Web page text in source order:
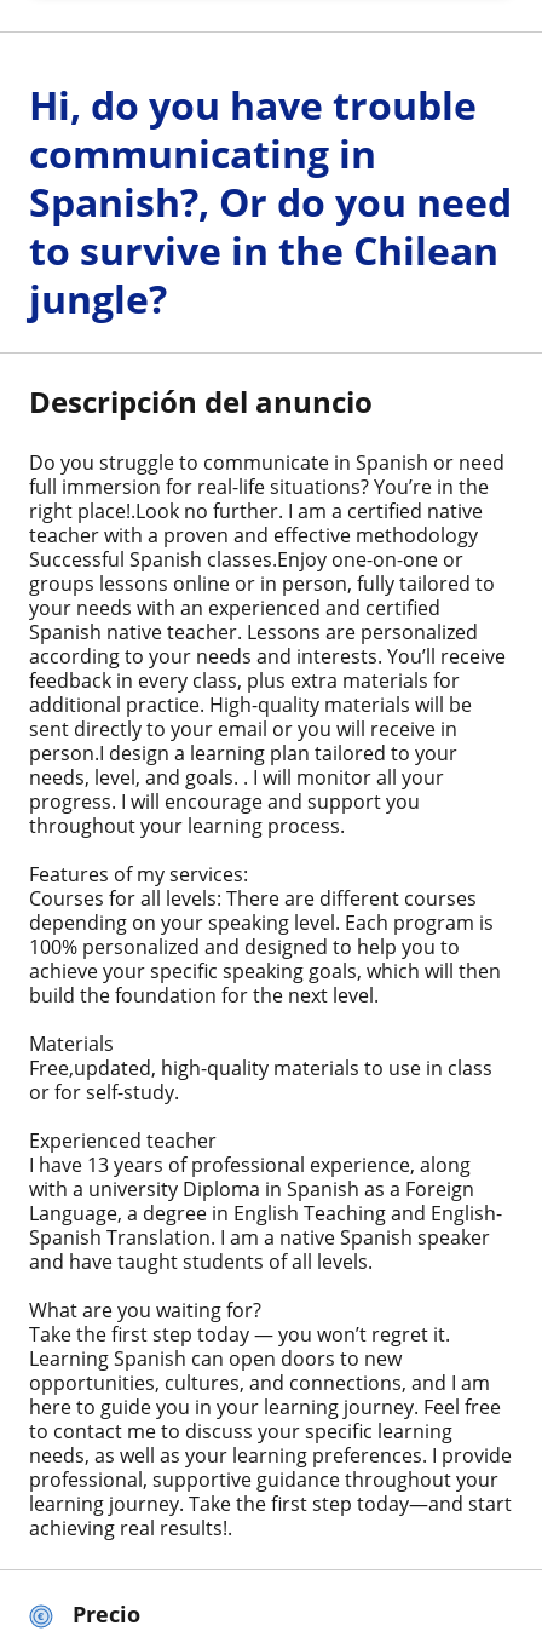
Precio
Hi, do you have trouble
communicating in
Spanish?, Or do you need
to survive in the Chilean
jungle?
Descripción del anuncio
Do you struggle to communicate in Spanish or need
full immersion for real-life situations? You’re in the
right place!.Look no further. I am a certified native
teacher with a proven and effective methodology
Successful Spanish classes.Enjoy one-on-one or
groups lessons online or in person, fully tailored to
your needs with an experienced and certified
Spanish native teacher. Lessons are personalized
according to your needs and interests. You’ll receive
feedback in every class, plus extra materials for
additional practice. High-quality materials will be
sent directly to your email or you will receive in
person.I design a learning plan tailored to your
needs, level, and goals. . I will monitor all your
progress. I will encourage and support you
throughout your learning process.
Features of my services:
Courses for all levels: There are different courses
depending on your speaking level. Each program is
100% personalized and designed to help you to
achieve your specific speaking goals, which will then
build the foundation for the next level.
Materials
Free,updated, high-quality materials to use in class
or for self-study.
Experienced teacher
I have 13 years of professional experience, along
with a university Diploma in Spanish as a Foreign
Language, a degree in English Teaching and English-
Spanish Translation. I am a native Spanish speaker
and have taught students of all levels.
What are you waiting for?
Take the first step today — you won’t regret it.
Learning Spanish can open doors to new
opportunities, cultures, and connections, and I am
here to guide you in your learning journey. Feel free
to contact me to discuss your specific learning
needs, as well as your learning preferences. I provide
professional, supportive guidance throughout your
learning journey. Take the first step today—and start
achieving real results!.